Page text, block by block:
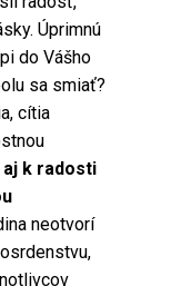
Úprimnú
do Vášho
sa smiať?
cítia
aj k radosti
neotvorí